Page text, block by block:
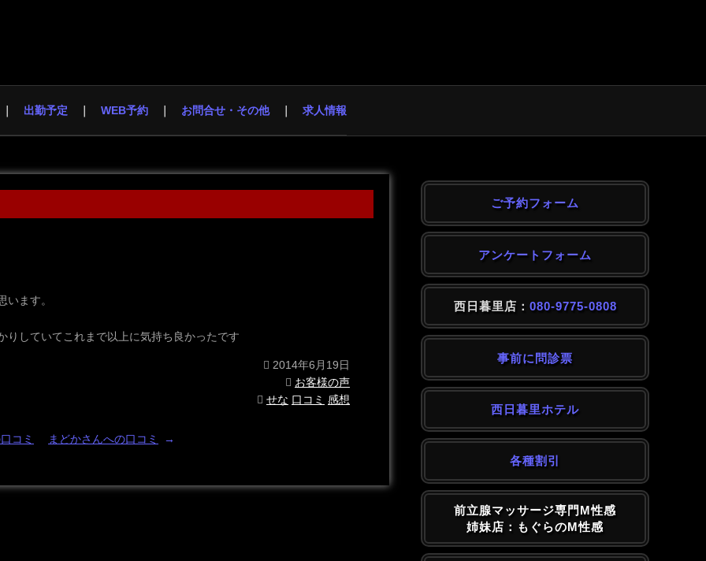
出勤予定 WEB予約 お問合せ・その他 求人情報
ます。
していてこれまで以上に気持ち良かったです
2014年6月19日
お客様の声
せな 口コミ 感想
コミ まどかさんへの口コミ →
ご予約フォーム
アンケートフォーム
西日暮里店： 080-9775-0808
事前に問診票
西日暮里ホテル
各種割引
前立腺マッサージ専門M性感
姉妹店：もぐらのM性感